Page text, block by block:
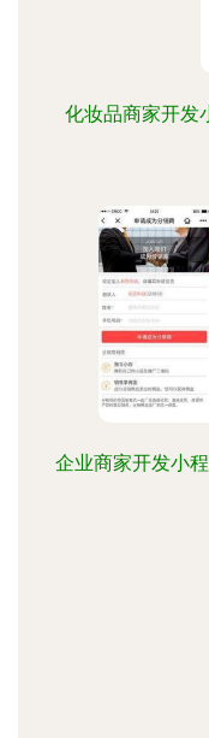
化妆品商家开发
企业商家开发小